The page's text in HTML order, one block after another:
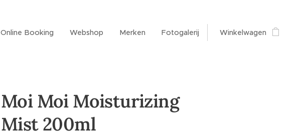
Online Booking Webshop Merken Fotogalerij Winkelwagen
Moi Moi Moisturizing
Mist 200ml